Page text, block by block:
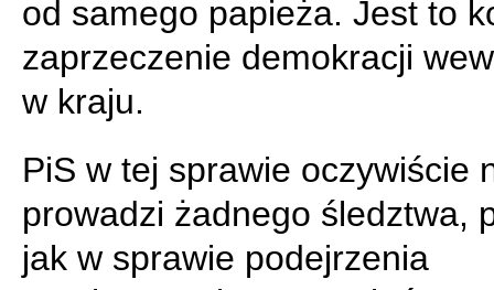
od samego papieża. Jest to
zaprzeczenie demokracji
w kraju.
PiS w tej sprawie oczywiście
prowadzi żadnego śledztwa,
jak w sprawie podejrzenia